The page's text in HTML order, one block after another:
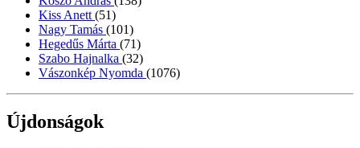
Kiss Anett (51)
Nagy Tamás (101)
Hegedűs Márta (71)
Szabo Hajnalka (32)
Vászonkép Nyomda (1076)
Újdonságok